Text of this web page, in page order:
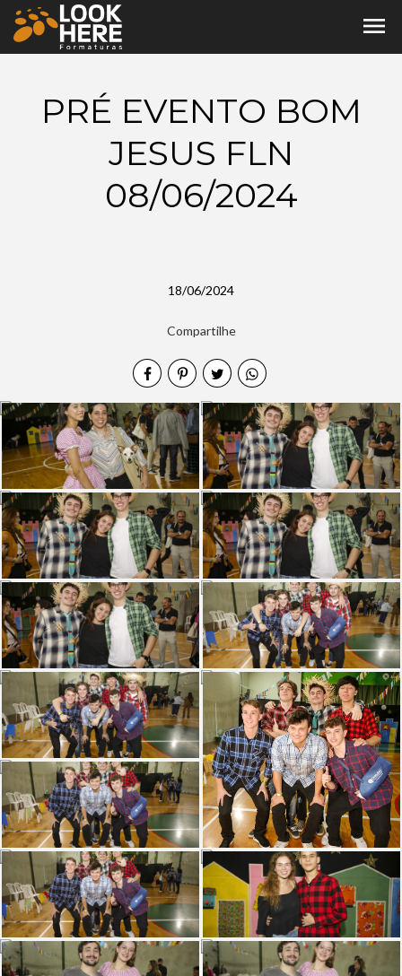
menu
PRÉ EVENTO BOM
JESUS FLN
08/06/2024
18/06/2024
Compartilhe